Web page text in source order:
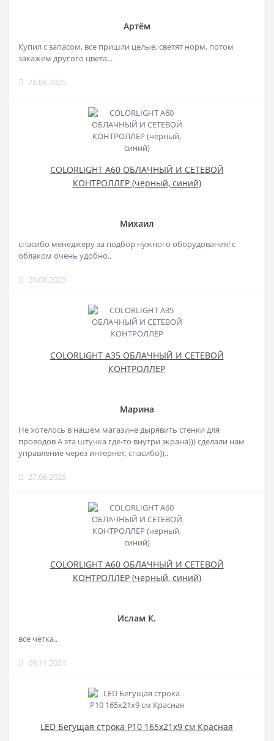
Артём
Купил с запасом, все пришли целые, светят норм, потом
закажем другого цвета...
28.08.2025
COLORLIGHT A60 ОБЛАЧНЫЙ И СЕТЕВОЙ
КОНТРОЛЛЕР (черный, синий)
Михаил
спасибо менеджеру за подбор нужного оборудования! с
облаком очень удобно..
20.08.2025
COLORLIGHT A35 ОБЛАЧНЫЙ И СЕТЕВОЙ
КОНТРОЛЛЕР
Марина
Не хотелось в нашем магазине дырявить стенки для
проводов А эта штучка где-то внутри экрана))) сделали нам
управление через интернет, спасибо))..
27.06.2025
COLORLIGHT A60 ОБЛАЧНЫЙ И СЕТЕВОЙ
КОНТРОЛЛЕР (черный, синий)
Ислам К.
все четка..
09.11.2024
LED Бегущая строка Р10 165x21x9 см Красная